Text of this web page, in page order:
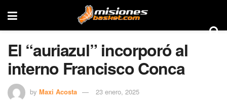
El “auriazul” incorporó al
interno Francisco Conca
by Maxi Acosta 23 enero, 2025